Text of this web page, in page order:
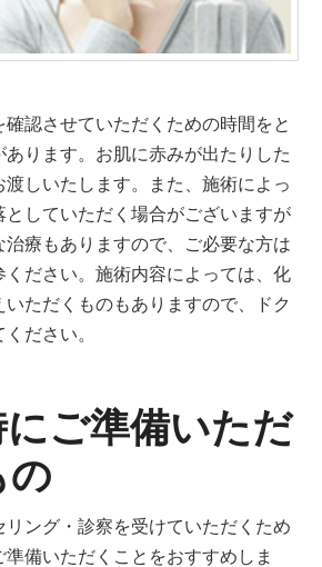
認させていただくための時間をと
あります。お肌に赤みが出たりした
しいたします。また、施術によっ
としていただく場合がございますが
療もありますので、ご必要な方は
ください。施術内容によっては、化
ただくものもありますので、ドク
ださい。
にご準備いただ
の
リング・診察を受けていただくため
備いただくことをおすすめしま